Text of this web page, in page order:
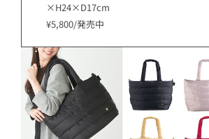
×H24×D17cm
¥5,800/発売中